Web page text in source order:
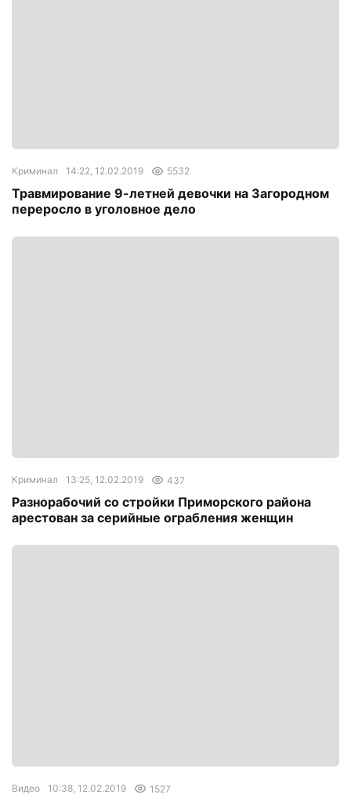
Криминал 14:22, 12.02.2019 5532
Травмирование 9-летней девочки на Загородном
переросло в уголовное дело
Криминал 13:25, 12.02.2019 437
Разнорабочий со стройки Приморского района
арестован за серийные ограбления женщин
Видео 10:38, 12.02.2019 1527